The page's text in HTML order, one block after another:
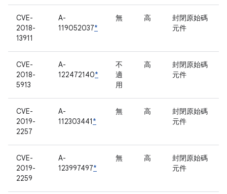
CVE-
2018-
13911
A-
119052037*
無 高
封閉原始碼
元件
CVE-
2018-
5913
A-
122472140*
不
適
用
高
封閉原始碼
元件
CVE-
2019-
2257
A-
112303441*
無 高
封閉原始碼
元件
CVE-
2019-
2259
A-
123997497*
無 高
封閉原始碼
元件